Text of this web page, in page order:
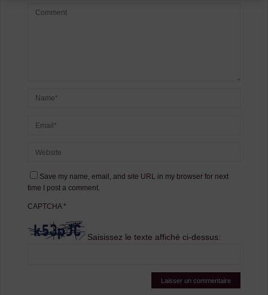
Save my name, email, and site URL in my browser for next
time I post a comment.
CAPTCHA*
Saisissez le texte affiché ci-dessus: